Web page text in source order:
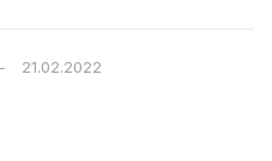
21.02.2022